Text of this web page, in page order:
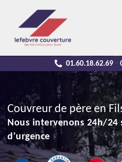
01.60.18.62.69 -
Couvreur de père en
Nous intervenons 24h/24
d'urgence